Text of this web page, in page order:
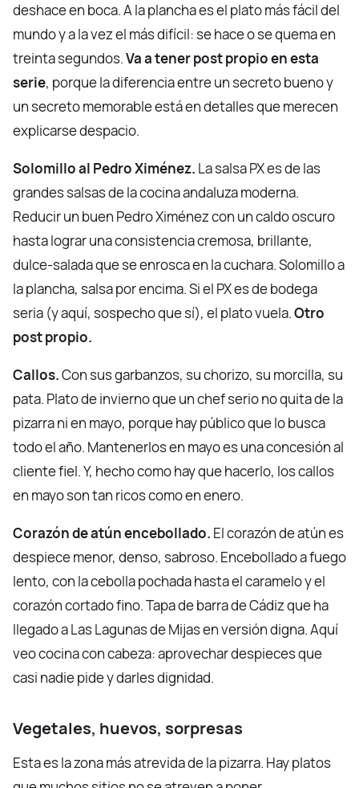
deshace en boca. A la plancha es el plato más fácil del
mundo y a la vez el más difícil: se hace o se quema en
treinta segundos.Va a tener post propio en esta
serie, porque la diferencia entre un secreto bueno y
un secreto memorable está en detalles que merecen
explicarse despacio.
Solomillo al Pedro Ximénez. La salsa PX es de las
grandes salsas de la cocina andaluza moderna.
Reducir un buen Pedro Ximénez con un caldo oscuro
hasta lograr una consistencia cremosa, brillante,
dulce-salada que se enrosca en la cuchara. Solomillo a
la plancha, salsa por encima. Si el PX es de bodega
seria (y aquí, sospecho que sí), el plato vuela.Otro
post propio.
Callos.Con sus garbanzos, su chorizo, su morcilla, su
pata. Plato de invierno que un chef serio no quita de la
pizarra ni en mayo, porque hay público que lo busca
todo el año. Mantenerlos en mayo es una concesión al
cliente fiel. Y, hecho como hay que hacerlo, los callos
en mayo son tan ricos como en enero.
Corazón de atún encebollado. El corazón de atún es
despiece menor, denso, sabroso. Encebollado a fuego
lento, con la cebolla pochada hasta el caramelo y el
corazón cortado fino. Tapa de barra de Cádiz que ha
llegado a Las Lagunas de Mijas en versión digna. Aquí
veo cocina con cabeza: aprovechar despieces que
casi nadie pide y darles dignidad.
Vegetales, huevos, sorpresas
Esta es la zona más atrevida de la pizarra. Hay platos